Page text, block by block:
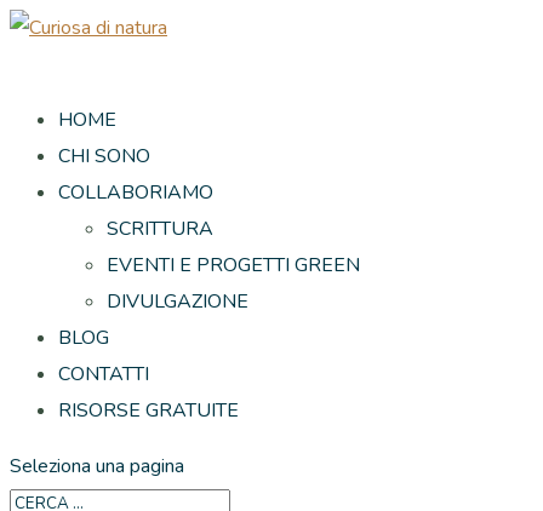
HOME
CHI SONO
COLLABORIAMO
SCRITTURA
EVENTI E PROGETTI GREEN
DIVULGAZIONE
BLOG
CONTATTI
RISORSE GRATUITE
Seleziona una pagina